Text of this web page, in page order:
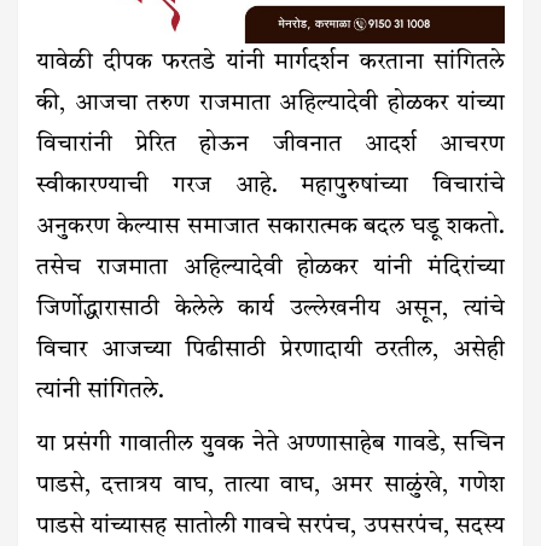
यावेळी दीपक फरतडे यांनी मार्गदर्शन करताना सांगितले
की, आजचा तरुण राजमाता अहिल्यादेवी होळकर यांच्या
विचारांनी प्रेरित होऊन जीवनात आदर्श आचरण
स्वीकारण्याची गरज आहे. महापुरुषांच्या विचारांचे
अनुकरण केल्यास समाजात सकारात्मक बदल घडू शकतो.
तसेच राजमाता अहिल्यादेवी होळकर यांनी मंदिरांच्या
जिर्णोद्धारासाठी केलेले कार्य उल्लेखनीय असून, त्यांचे
विचार आजच्या पिढीसाठी प्रेरणादायी ठरतील, असेही
त्यांनी सांगितले.
या प्रसंगी गावातील युवक नेते अण्णासाहेब गावडे, सचिन
पाडसे, दत्तात्रय वाघ, तात्या वाघ, अमर साळुंखे, गणेश
पाडसे यांच्यासह सातोली गावचे सरपंच, उपसरपंच, सदस्य